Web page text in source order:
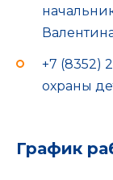
+7 (8352)
охраны
График